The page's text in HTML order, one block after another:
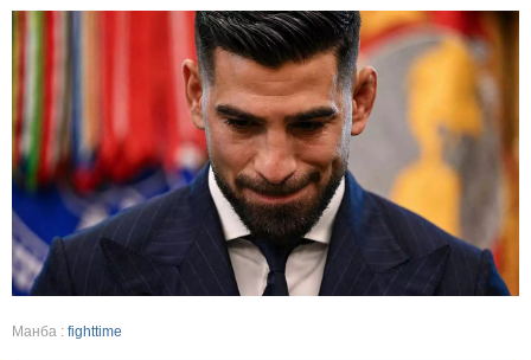
Манба : fighttime